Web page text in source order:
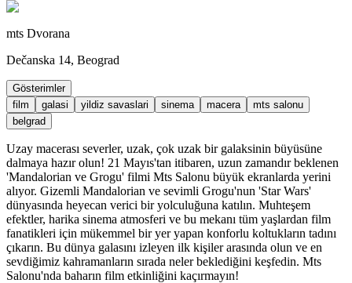
mts Dvorana
Dečanska 14, Beograd
Gösterimler
film
galasi yildiz savaslari sinema macera
mts salonu
belgrad
Uzay macerası severler, uzak, çok uzak bir galaksinin büyüsüne
dalmaya hazır olun! 21 Mayıs'tan itibaren, uzun zamandır beklenen
'Mandalorian ve Grogu' filmi Mts Salonu büyük ekranlarda yerini
alıyor. Gizemli Mandalorian ve sevimli Grogu'nun 'Star Wars'
dünyasında heyecan verici bir yolculuğuna katılın. Muhteşem
efektler, harika sinema atmosferi ve bu mekanı tüm yaşlardan film
fanatikleri için mükemmel bir yer yapan konforlu koltukların tadını
çıkarın. Bu dünya galasını izleyen ilk kişiler arasında olun ve en
sevdiğimiz kahramanların sırada neler beklediğini keşfedin. Mts
Salonu'nda baharın film etkinliğini kaçırmayın!